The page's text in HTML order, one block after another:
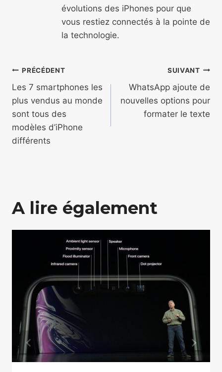
évolutions des iPhones pour que
vous restiez connectés à la pointe de
la technologie.
Navigation
de
l’article
PRÉCÉDENT
Les 7 smartphones les
plus vendus au monde
sont tous des
modèles d’iPhone
différents
SUIVANT
WhatsApp ajoute de
nouvelles options pour
formater le texte
A lire également